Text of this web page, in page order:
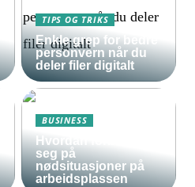
TIPS OG TRIKS
Enkle grep for bedre
personvern når du
deler filer digitalt
BUSINESS
Hvordan forberede
seg på
nødsituasjoner på
arbeidsplassen